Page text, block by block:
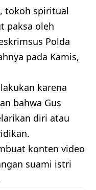
tokoh spiritual
paksa oleh
Polda
pada Kamis,
karena
bahwa Gus
diri atau
konten video
suami istri